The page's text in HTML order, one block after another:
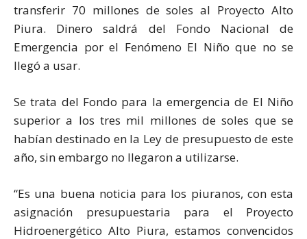
transferir 70 millones de soles al Proyecto Alto
Piura. Dinero saldrá del Fondo Nacional de
Emergencia por el Fenómeno El Niño que no se
llegó a usar.
Se trata del Fondo para la emergencia de El Niño
superior a los tres mil millones de soles que se
habían destinado en la Ley de presupuesto de este
año, sin embargo no llegaron a utilizarse.
“Es una buena noticia para los piuranos, con esta
asignación presupuestaria para el Proyecto
Hidroenergético Alto Piura, estamos convencidos